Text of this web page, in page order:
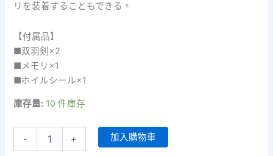
リを装着することもできる。
【付属品】
■双羽剣×2
■メモリ×1
■ホイルシール×1
庫存量: 10 件庫存
- + 加入購物車